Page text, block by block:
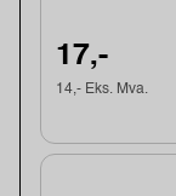
17,-
14,- Eks. Mva.